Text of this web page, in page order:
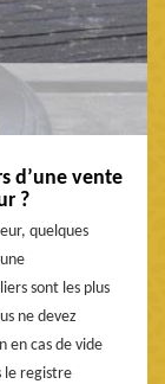
d’une vente
?
quelques
sont les plus
ne devez
en cas de vide
le registre